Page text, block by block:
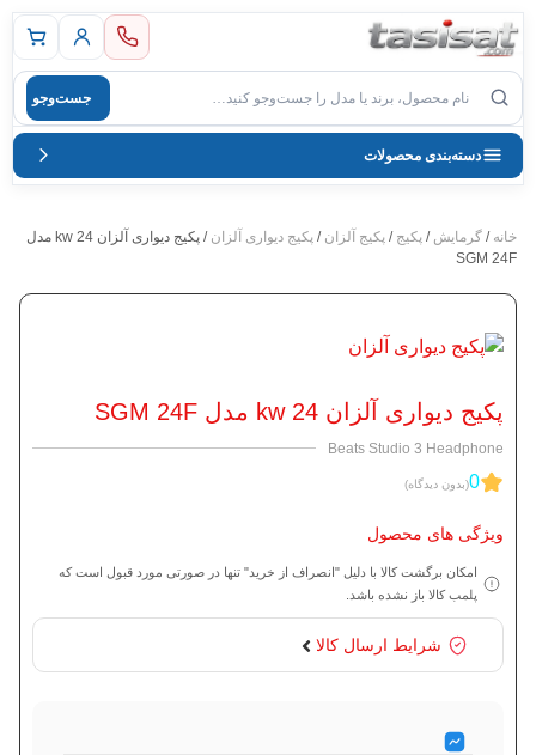
اصلی
جست‌وجو
دسته‌بندی محصولات
خانه / گرمایش / پکیج / پکیج آلزان / پکیج دیواری آلزان
/ پکیج دیواری آلزان 24 kw مدل
SGM 24F
پکیج دیواری آلزان 24 kw مدل SGM 24F
Beats Studio 3 Headphone
0(بدون دیدگاه)
ویژگی های محصول
امکان برگشت کالا با دلیل "انصراف از خرید" تنها در صورتی مورد قبول است که
پلمب کالا باز نشده باشد.
شرایط ارسال کالا